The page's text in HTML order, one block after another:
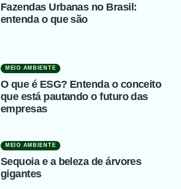
Fazendas Urbanas no Brasil:
entenda o que são
MEIO AMBIENTE
O que é ESG? Entenda o conceito
que está pautando o futuro das
empresas
MEIO AMBIENTE
Sequoia e a beleza de árvores
gigantes